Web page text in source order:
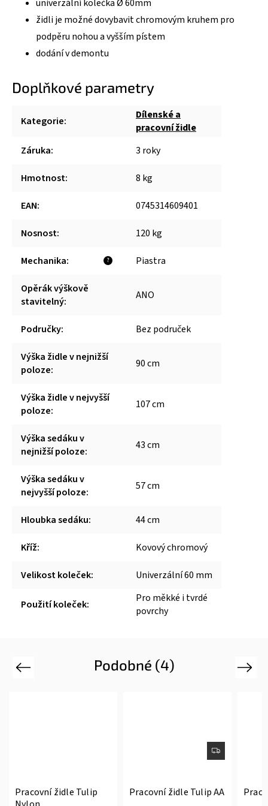
univerzální kolečka Ø 60mm
židli je možné dovybavit chromovým kruhem pro
podpěru nohou a vyšším pístem
dodání v demontu
Doplňkové parametry
Kategorie:
Dílenské a
pracovní židle
Záruka: 3 roky
Hmotnost: 8 kg
EAN: 0745314609401
Nosnost: 120 kg
?
Mechanika: Piastra
Opěrák výškově
stavitelný: ANO
Područky: Bez područek
Výška židle v nejnižší
poloze: 90 cm
Výška židle v nejvyšší
poloze: 107 cm
Výška sedáku v
nejnižší poloze: 43 cm
Výška sedáku v
nejvyšší poloze: 57 cm
Hloubka sedáku: 44 cm
Kříž: Kovový chromový
Velikost koleček: Univerzální 60 mm
Použití koleček:
Pro měkké i tvrdé
povrchy
Podobné (4)
Previous
Pracovní židle Tulip
Pracovní židle Tulip AA
Next